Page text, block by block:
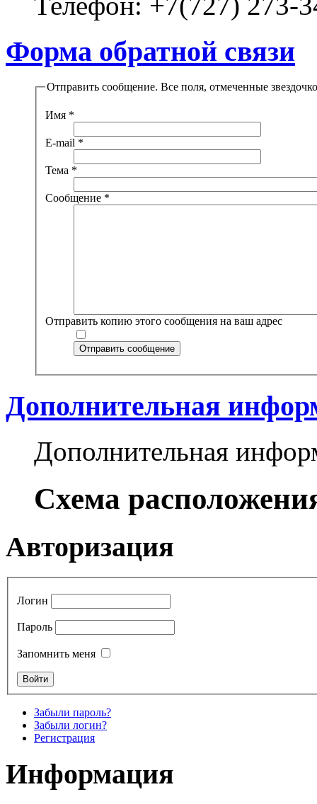
Форма обратной связи
Отправить сообщение. Все поля, отмеченные
Имя *
E-mail *
Тема *
Сообщение *
Отправить копию этого сообщения на ваш адрес
Отправить сообщение
Дополнительная
Дополнительная
Схема
Авторизация
Логин
Пароль
Запомнить меня
Забыли пароль?
Забыли логин?
Регистрация
Информация